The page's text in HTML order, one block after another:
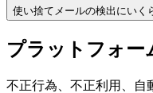
使い捨てメールの検出にいく
プラットフォー
不正行為、不正利用、自